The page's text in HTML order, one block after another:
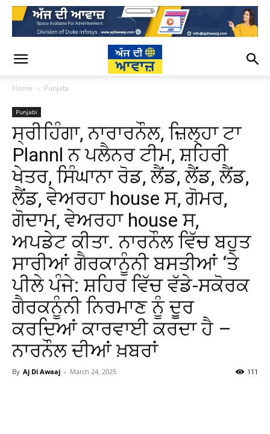
Home Punjabi
Punjabi
ਸ੍ਰੀਹਿੰਗਾ, ਨਾਰਾਰਨੌਲ, ਜ਼ਿਲ੍ਹਾ ਟਾ
Plannl ਨ ਪਲੈਨਰ ​​ਟੀਮ, ਸ਼ਹਿਰੀ
ਖੇਤਰ, ਸਿੰਘਾਨਾ ਰੋਡ, ਲੈਂਡ, ਲੈਂਡ, ਲੈਂਡ,
ਲੈਂਡ, ਵੇਅਰਹਾ house ਸ, ਗੋਮਰ,
ਗੋਦਾਮ, ਵੇਅਰਹਾ house ਸ,
ਅਪਡੇਟ ਕੀਤਾ. ਨਾਰਨੌਲ ਵਿੱਚ ਬਹੁਤ
ਸਾਰੀਆਂ ਗੈਰਕਾਨੂੰਨੀ ਬਸਤੀਆਂ ‘ਤੇ
ਪੀਲੇ ਪੰਜੇ: ਸ਼ਹਿਰ ਵਿੱਚ ਵੱਡੇ-ਸਕੋਰਕ
ਗੈਰਕਨੂੰਨੀ ਨਿਰਮਾਣ ਨੂੰ ਦੂਰ
ਕਰਦਿਆਂ ਕਾਰਵਾਈ ਕਰਦਾ ਹੈ –
ਨਾਰਨੌਲ ਦੀਆਂ ਖ਼ਬਰਾਂ
By Aj Di Awaaj - March 24, 2025 111